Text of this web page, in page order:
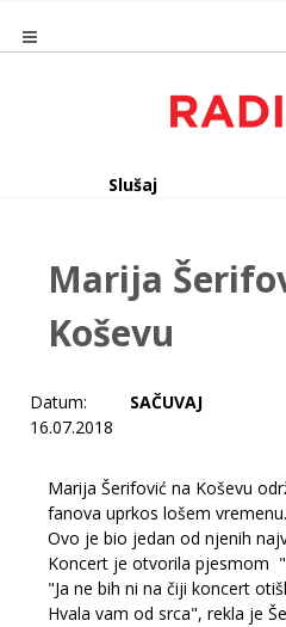
Slušaj
Marija
Koševu
Datum:
16.07.2018
SAČUVAJ
Marija Šerifović na Koševu
fanova uprkos lošem vremenu.
Ovo je bio jedan od njenih
Koncert je otvorila pjesmom "
"Ja ne bih ni na čiji koncert
Hvala vam od srca", rekla je